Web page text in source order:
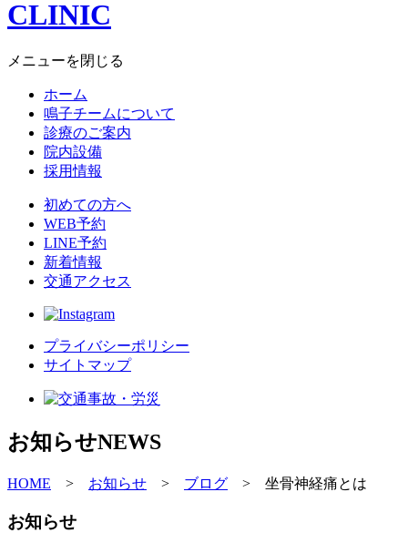
メニューを閉じる
ホーム
鳴子チームについて
診療のご案内
院内設備
採用情報
初めての方へ
WEB予約
LINE予約
新着情報
交通アクセス
プライバシーポリシー
サイトマップ
お知らせNEWS
HOME > お知らせ > ブログ > 坐骨神経痛とは
お知らせ